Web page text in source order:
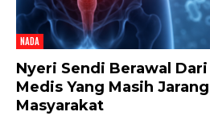
NADA
Nyeri Sendi Berawal Dari
Medis Yang Masih
Masyarakat